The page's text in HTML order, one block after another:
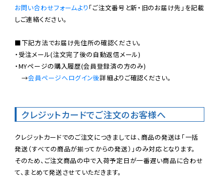
お問い合わせフォームより 「ご注文番号と新・旧のお届け先」を記載
しご連絡ください。
■下記方法でお届け先住所の確認ください。
・受注メール(注文完了後の自動返信メール)
・MYページの購入履歴(会員登録済の方のみ)
→会員ページへログイン後詳細よりご確認ください。
クレジットカードでご注文のお客様へ
クレジットカードでのご注文につきましては、商品の発送は「一括
発送（すべての商品が揃ってからの発送）」のみ対応となります。
そのため、ご注文商品の中で入荷予定日が一番遅い商品に合わせ
て、まとめて発送させていただきます。